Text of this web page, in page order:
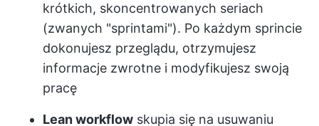
krótkich, skoncentrowanych seriach
(zwanych "sprintami"). Po każdym sprincie
dokonujesz przeglądu, otrzymujesz
informacje zwrotne i modyfikujesz swoją
pracę
Lean workflow skupia się na usuwaniu